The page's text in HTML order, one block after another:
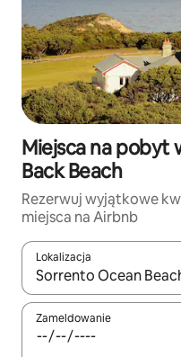
Miejsca na pobyt
Back Beach
Rezerwuj wyjątkowe
miejsca na Airbnb
Lokalizacja
Gdy wyniki będą
Zameldowanie